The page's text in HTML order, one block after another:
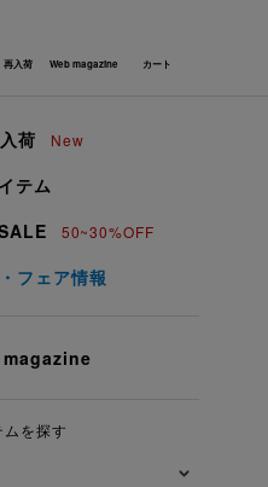
再入荷 Web magazine カート
荷 New
テム
50~30%OFF
フェア情報
ムを探す